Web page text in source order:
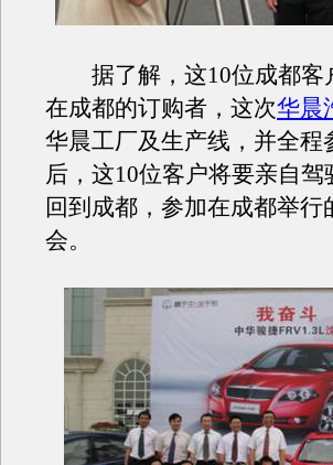
据了解，这10位成都客
在成都的订购者，这次华晨
华晨工厂及生产线，并全
后，这10位客户将要亲自驾
回到成都，参加在成都举行
会。